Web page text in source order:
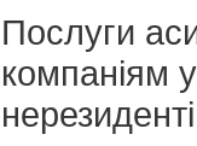
Послуги
компаніям